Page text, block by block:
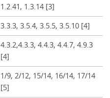
1.2.41, 1.3.14 [3]
3.3.3, 3.5.4, 3.5.5, 3.5.10 [4]
4.3.2,4.3.3, 4.4.3, 4.4.7, 4.9.3
[4]
1/9, 2/12, 15/14, 16/14, 17/14
[5]